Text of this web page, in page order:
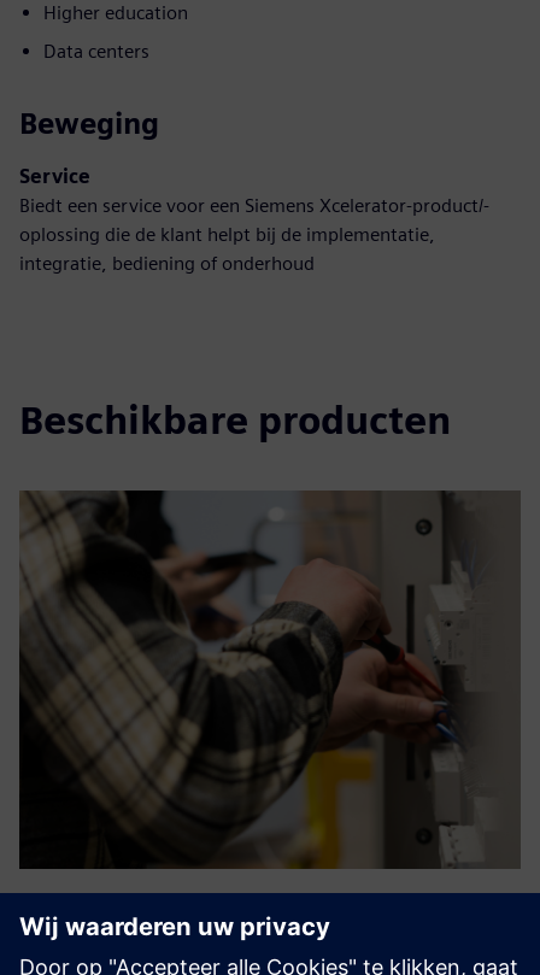
Higher education
Data centers
Beweging
Service
Biedt een service voor een Siemens Xcelerator-product/-
oplossing die de klant helpt bij de implementatie,
integratie, bediening of onderhoud
Beschikbare producten
Energy management
Working with the latest, state of the art technology,